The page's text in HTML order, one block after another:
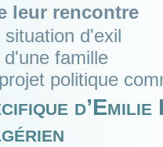
leur rencontre
d'exil
famille
politique